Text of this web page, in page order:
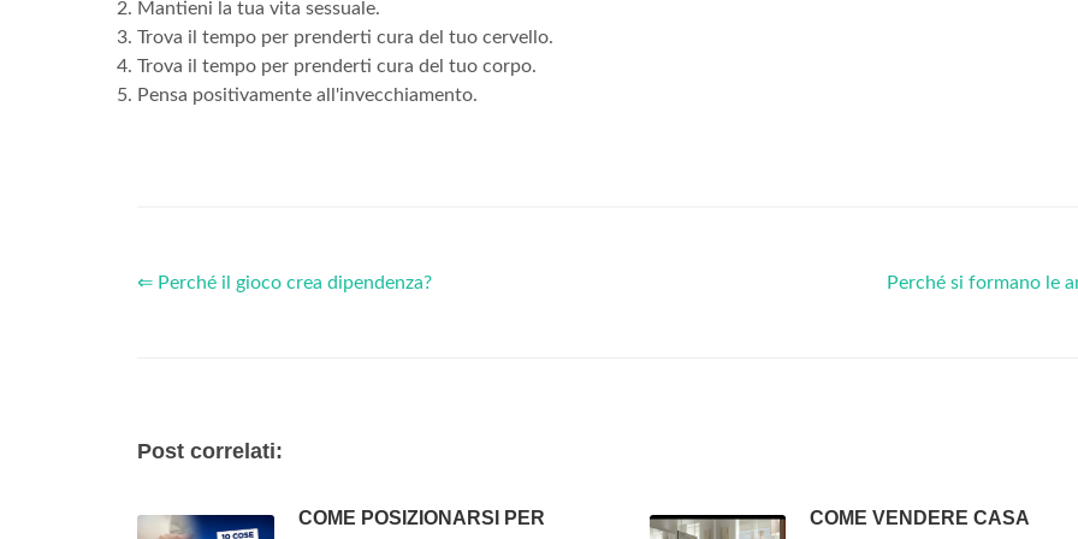
Mantieni la tua vita sessuale.
Trova il tempo per prenderti cura del tuo cervello.
Trova il tempo per prenderti cura del tuo corpo.
Pensa positivamente all'invecchiamento.
⇐ Perché il gioco crea dipendenza? Perché si formano le
Post correlati:
COME POSIZIONARSI PER
COME VENDERE CASA